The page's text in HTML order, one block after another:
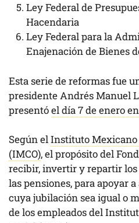
Ley Federal de
Hacendaria
Ley Federal para la
Enajenación de Bienes
Esta serie de reformas fue
presidente Andrés Manuel
presentóel día 7 de enero
Según elInstituto
(IMCO), el propósito del
recibir, invertir y repartir los
las pensiones, para apoyar
cuya jubilación sea igual o
de los empleados del